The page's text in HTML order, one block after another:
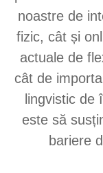
noastre de
fizic, cât și
actuale de
cât de
lingvistic de
este să
bariere